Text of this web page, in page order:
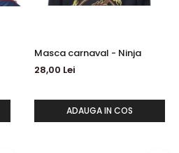
Masca carnaval - Ninja
28,00 Lei
ADAUGA IN COS